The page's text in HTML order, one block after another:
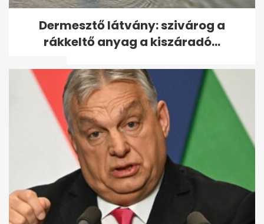
10 hétköznapi technológia,
amely katonai fejlesztésként
indult
Dermesztő látvány: szivárog a
rákkeltő anyag a kiszáradó...